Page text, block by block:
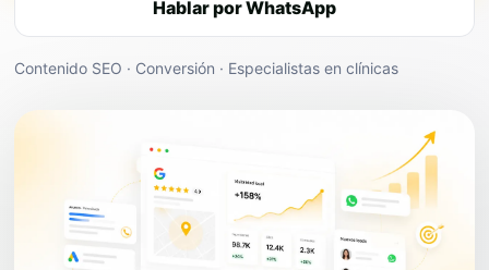
Hablar por WhatsApp
Contenido SEO · Conversión · Especialistas en clínicas